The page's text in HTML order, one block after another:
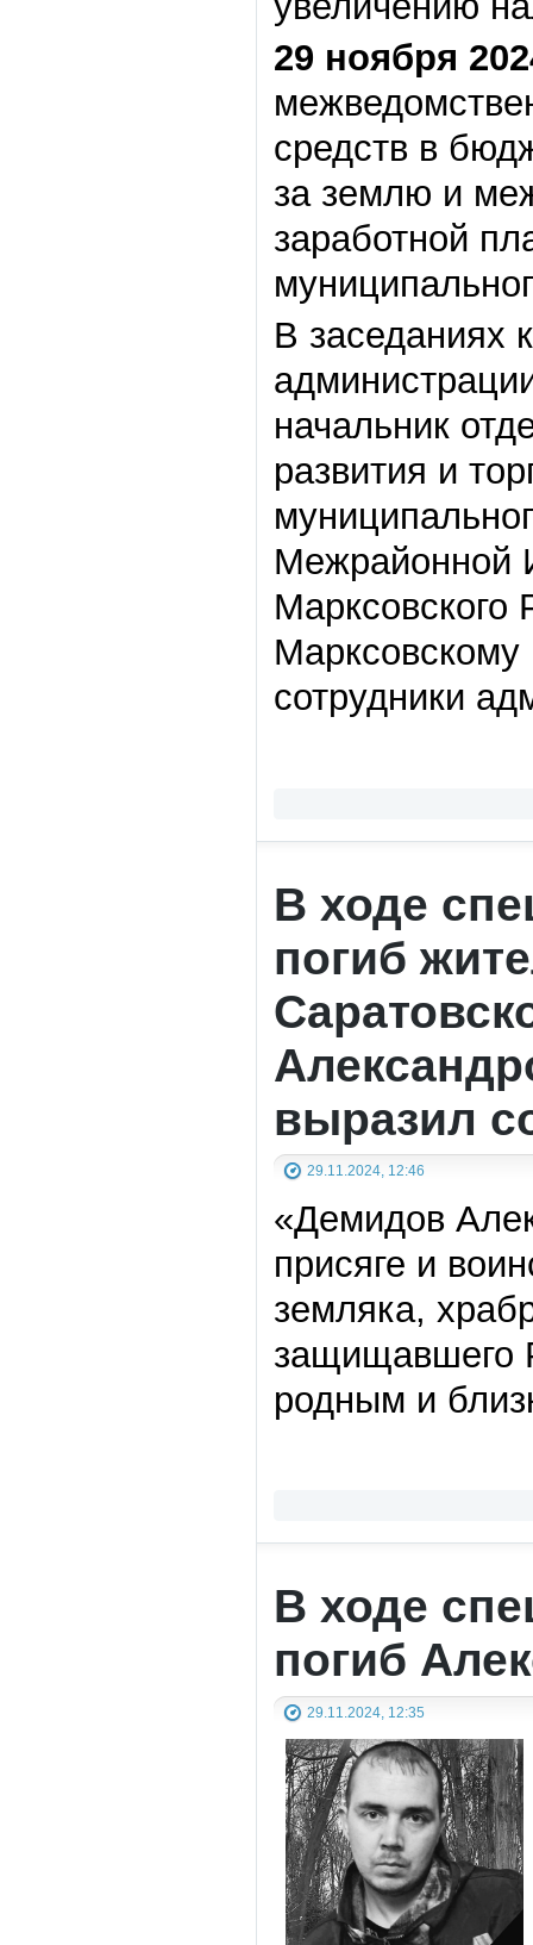
29 ноября
средств в
за землю и
заработной
В заседаниях
начальник
развития и
Межрайонной
сотрудники
В ходе
погиб
выразил
29.11.2024, 12:46
«Демидов
присяге и
земляка,
защищавшего
родным и
В ходе
погиб
29.11.2024, 12:35